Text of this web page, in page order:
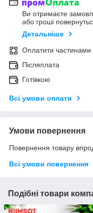
Ви отримаєте
або гроші
Детальніше
Оплатити частинами
Післяплата
Готівкою
Всі умови оплати
Умови повернення
Повернення товару
Всі умови повернення
Подібні товари